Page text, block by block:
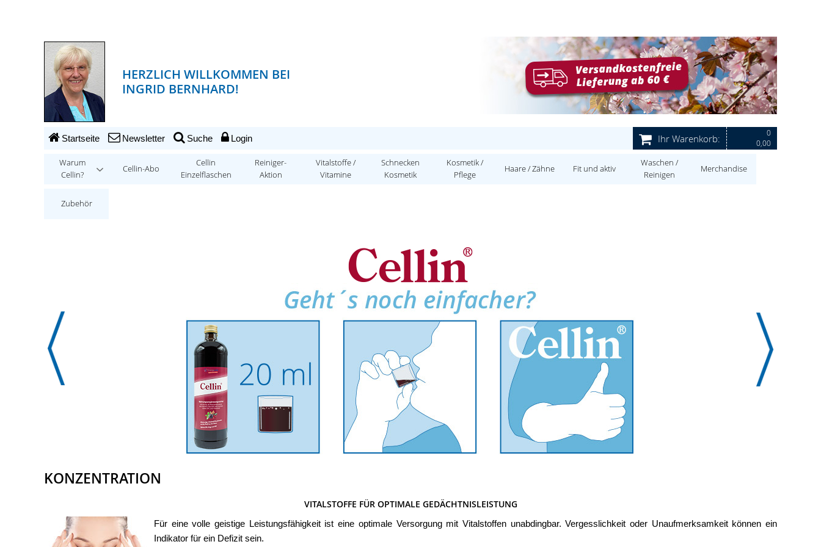
HERZLICH WILLKOMMEN BEI
INGRID BERNHARD!
Ihr Warenkorb:
0
0,00
Startseite Newsletter Suche Login
Warum
Cellin?
Cellin-Abo
Cellin
Einzelflaschen
Reiniger-
Aktion
Vitalstoffe /
Vitamine
Schnecken
Kosmetik
Kosmetik /
Pflege
Haare / Zähne Fit und aktiv
Waschen /
Reinigen
Merchandise
Zubehör
KONZENTRATION
VITALSTOFFE FÜR OPTIMALE GEDÄCHTNISLEISTUNG
Für eine volle geistige Leistungsfähigkeit ist eine optimale Versorgung mit Vitalstoffen unabdingbar. Vergesslichkeit oder Unaufmerksamkeit können ein
Indikator für ein Defizit sein.